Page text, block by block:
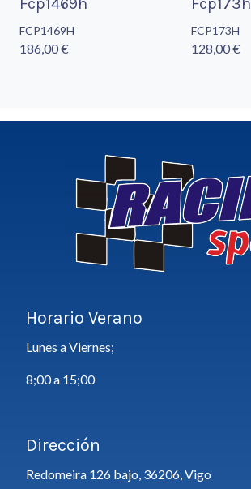
Fcp1469h
FCP1469H
186,00 €
Fcp173h
FCP173H
128,00 €
Horario Verano
Lunes a Viernes;
8;00 a 15;00
Dirección
Redomeira 126 bajo, 36206, Vigo